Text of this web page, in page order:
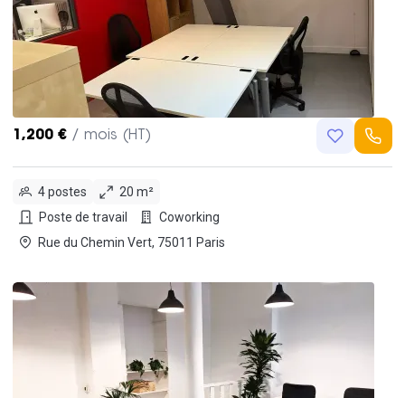
1,200 € / mois (HT)
4 postes
20 m²
Poste de travail
Coworking
Rue du Chemin Vert, 75011 Paris